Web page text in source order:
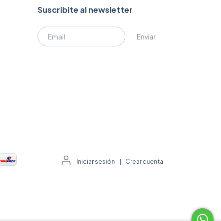
Suscribite al newsletter
Iniciar sesión Crear cuenta